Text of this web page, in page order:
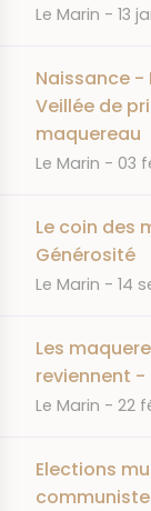
JOURNAL
Le Marin 13
Naissance -
Veillée de
maquereau
JOURNAL
Le Marin 03
Le coin des
Générosité
JOURNAL
Le Marin 14
Les
reviennent -
JOURNAL
Le Marin 22
Elections